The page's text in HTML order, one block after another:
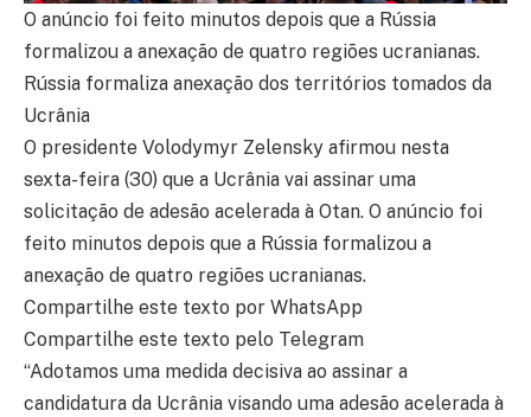
O anúncio foi feito minutos depois que a Rússia
formalizou a anexação de quatro regiões ucranianas.
Rússia formaliza anexação dos territórios tomados da
Ucrânia
O presidente Volodymyr Zelensky afirmou nesta
sexta-feira (30) que a Ucrânia vai assinar uma
solicitação de adesão acelerada à Otan. O anúncio foi
feito minutos depois que a Rússia formalizou a
anexação de quatro regiões ucranianas.
Compartilhe este texto por WhatsApp
Compartilhe este texto pelo Telegram
“Adotamos uma medida decisiva ao assinar a
candidatura da Ucrânia visando uma adesão acelerada à